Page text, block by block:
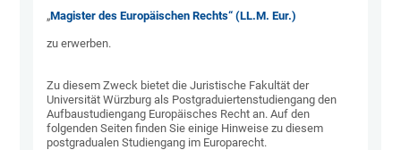
„Magister des Europäischen Rechts“ (LL.M. Eur.)
zu erwerben.
Zu diesem Zweck bietet die Juristische Fakultät der
Universität Würzburg als Postgraduiertenstudiengang den
Aufbaustudiengang Europäisches Recht an. Auf den
folgenden Seiten finden Sie einige Hinweise zu diesem
postgradualen Studiengang im Europarecht.